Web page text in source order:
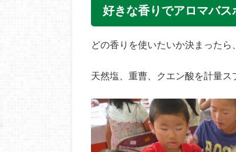
好きな香りでアロマバス
どの香りを使いたいか決まった
天然塩、重曹、クエン酸を計量ス